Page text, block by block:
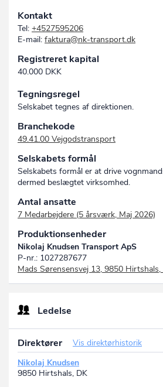
Kontakt
Tel: +4527595206
E-mail: faktura@nk-transport.dk
Registreret kapital
40.000 DKK
Tegningsregel
Selskabet tegnes af direktionen.
Branchekode
49.41.00 Vejgodstransport
Selskabets formål
Selskabets formål er at drive
dermed beslægtet virksomhed.
Antal ansatte
7 Medarbejdere (5 årsværk, Maj 2026)
Produktionsenheder
Nikolaj Knudsen Transport ApS
P-nr.: 1027287677
Mads Sørensensvej 13, 9850 Hirtshals,
Ledelse
Direktører
Vis direktørhistorik
Nikolaj Knudsen
9850 Hirtshals, DK